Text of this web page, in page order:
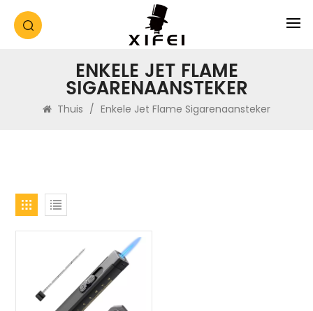
ENKELE JET FLAME
SIGARENAANSTEKER
Thuis / Enkele Jet Flame Sigarenaansteker